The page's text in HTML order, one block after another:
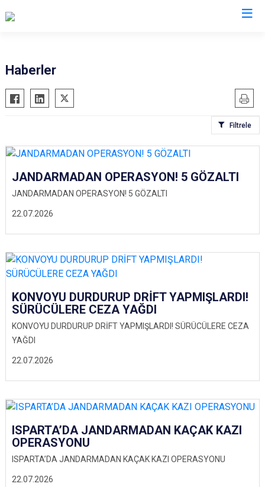
Haberler
Filtrele
22.07.2026
JANDARMADAN OPERASYON! 5 GÖZALTI
JANDARMADAN OPERASYON! 5 GÖZALTI
22.07.2026
KONVOYU DURDURUP DRİFT YAPMIŞLARDI!
SÜRÜCÜLERE CEZA YAĞDI
KONVOYU DURDURUP DRİFT YAPMIŞLARDI! SÜRÜCÜLERE CEZA
YAĞDI
22.07.2026
ISPARTA’DA JANDARMADAN KAÇAK KAZI
OPERASYONU
ISPARTA’DA JANDARMADAN KAÇAK KAZI OPERASYONU